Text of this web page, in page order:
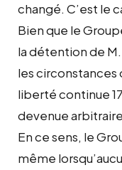
changé. C’est le
Bien que le
la détention de
les circonstances
liberté continue
devenue
En ce sens, le
même